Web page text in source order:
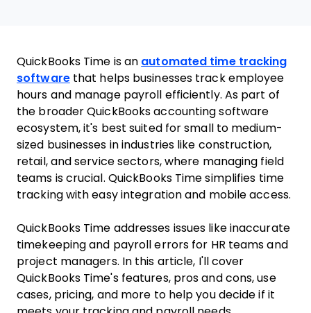
QuickBooks Time is an automated time tracking
softwarethat helps businesses track employee
hours and manage payroll efficiently. As part of
the broader QuickBooks accounting software
ecosystem, it's best suited for small to medium-
sized businesses in industries like construction,
retail, and service sectors, where managing field
teams is crucial. QuickBooks Time simplifies time
tracking with easy integration and mobile access.
QuickBooks Time addresses issues like inaccurate
timekeeping and payroll errors for HR teams and
project managers. In this article, I'll cover
QuickBooks Time's features, pros and cons, use
cases, pricing, and more to help you decide if it